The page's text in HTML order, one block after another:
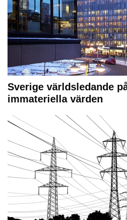
Sverige världsledande
immateriella värden